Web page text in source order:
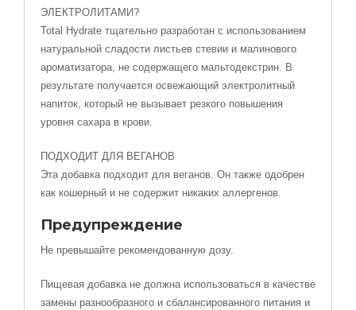
ЭЛЕКТРОЛИТАМИ?
Total Hydrate тщательно разработан с использованием
натуральной сладости листьев стевии и малинового
ароматизатора, не содержащего мальтодекстрин. В
результате получается освежающий электролитный
напиток, который не вызывает резкого повышения
уровня сахара в крови.
ПОДХОДИТ ДЛЯ ВЕГАНОВ
Эта добавка подходит для веганов. Он также одобрен
как кошерный и не содержит никаких аллергенов.
Предупреждение
Не превышайте рекомендованную дозу.
Пищевая добавка не должна использоваться в качестве
замены разнообразного и сбалансированного питания и